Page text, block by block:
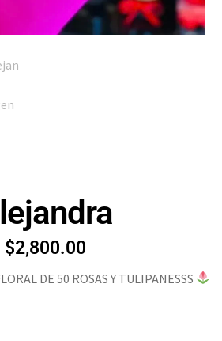
$2,800.00
DE 50 ROSAS Y TULIPANESSS